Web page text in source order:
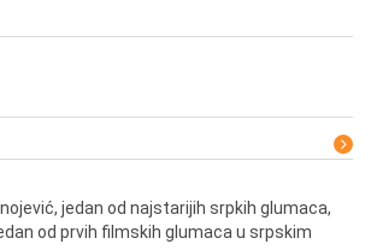
jedan od najstarijih srpkih glumaca,
od prvih filmskih glumaca u srpskim